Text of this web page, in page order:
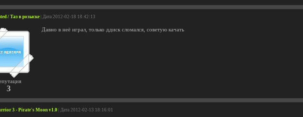
/ Таз в розыске | Дата 2012-02-18 18:42:13
3
Давно в неё играл, только ддиск сломался, советую качать
3 - Pirate's Moon v1.0 | Дата 2012-02-13 18:16:01